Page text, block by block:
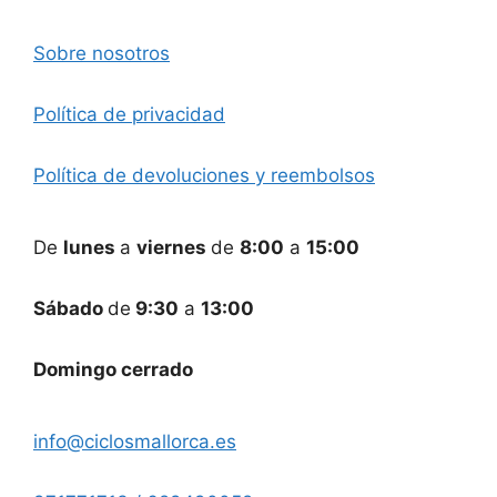
Sobre nosotros
Política de privacidad
Política de devoluciones y reembolsos
De lunes a viernes de 8:00 a 15:00
Sábado de 9:30 a 13:00
Domingo cerrado
info@ciclosmallorca.es